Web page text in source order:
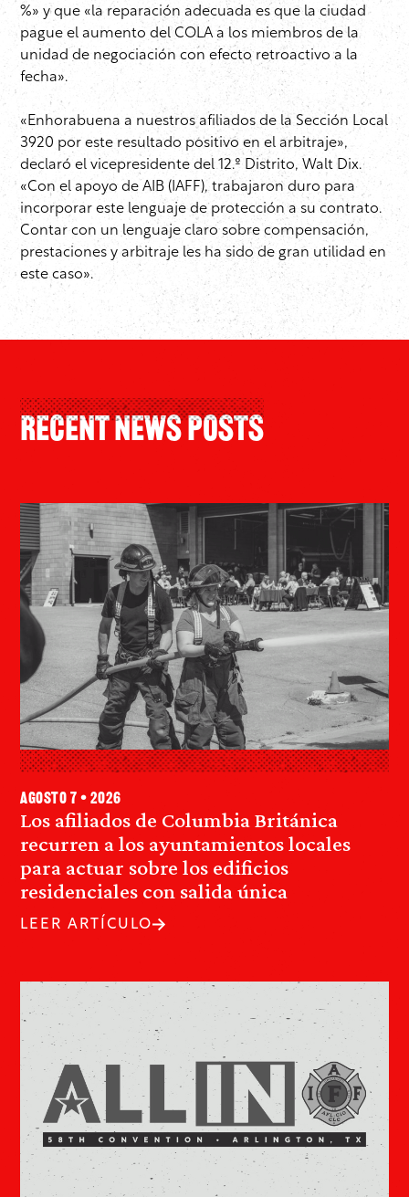
%» y que «la reparación adecuada es que la ciudad
pague el aumento del COLA a los miembros de la
unidad de negociación con efecto retroactivo a la
fecha».
«Enhorabuena a nuestros afiliados de la Sección Local
3920 por este resultado positivo en el arbitraje»,
declaró el vicepresidente del 12.º Distrito, Walt Dix.
«Con el apoyo de AIB (IAFF), trabajaron duro para
incorporar este lenguaje de protección a su contrato.
Contar con un lenguaje claro sobre compensación,
prestaciones y arbitraje les ha sido de gran utilidad en
este caso».
Recent News Posts
Los afiliados de Columbia Británica
recurren a los ayuntamientos locales
para actuar sobre los edificios
residenciales con salida única
agosto 7 • 2026
LEER ARTÍCULO